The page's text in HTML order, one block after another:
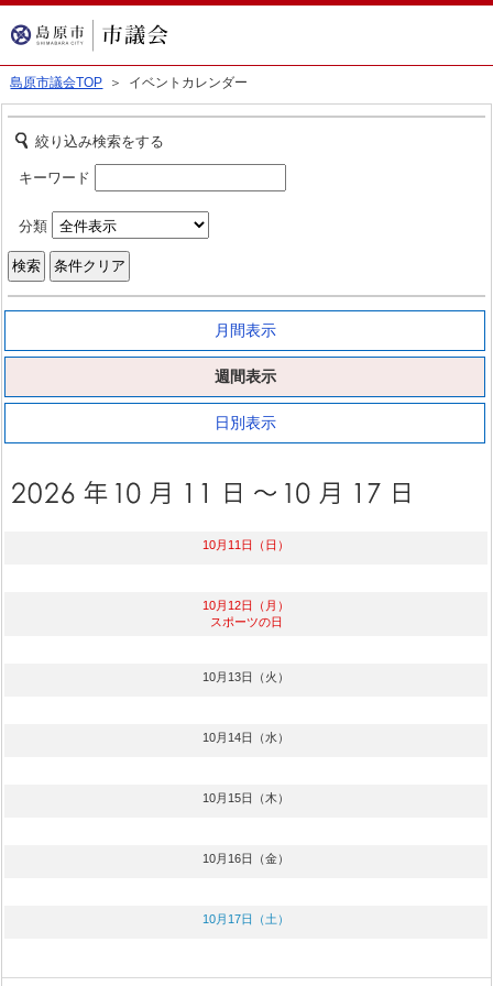
島原市議会TOP ＞ イベントカレンダー
絞り込み検索をする
キーワード
分類
月間表示
週間表示
日別表示
10月11日（日）
10月12日（月）
スポーツの日
10月13日（火）
10月14日（水）
10月15日（木）
10月16日（金）
10月17日（土）